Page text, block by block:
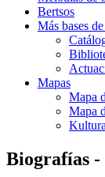
Bertsos
Más bases
Mapas
Mapa
Mapa
Biografías